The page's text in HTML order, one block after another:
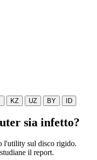
KZ UZ BY ID
sia infetto?
l'utility sul disco rigido.
il report.